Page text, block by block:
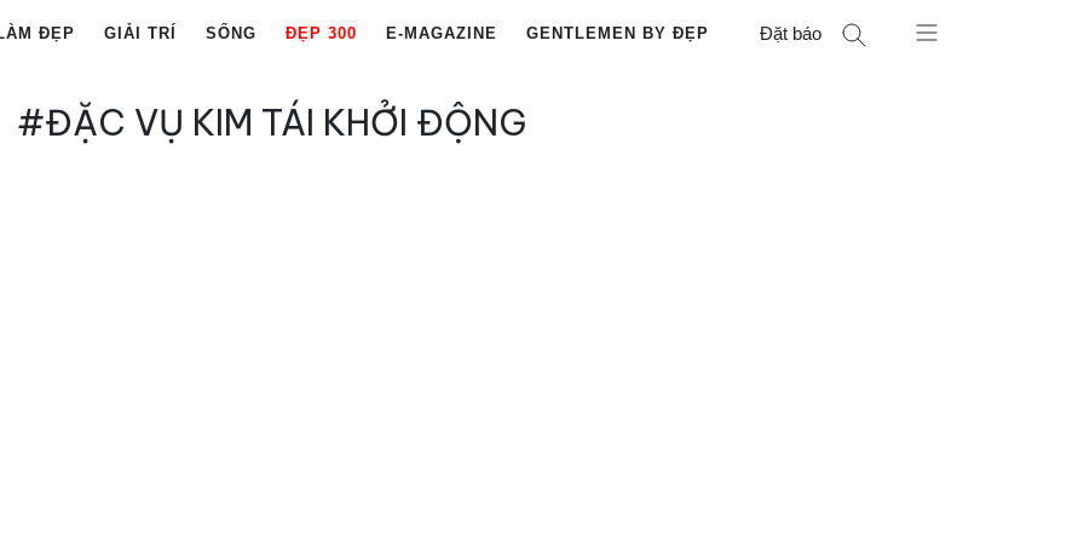
ĐẸP GIẢI TRÍ SỐNG ĐẸP 300 E-MAGAZINE GENTLEMEN BY ĐẸP Đặt báo
#ĐẶC VỤ KIM TÁI KHỞI ĐỘNG